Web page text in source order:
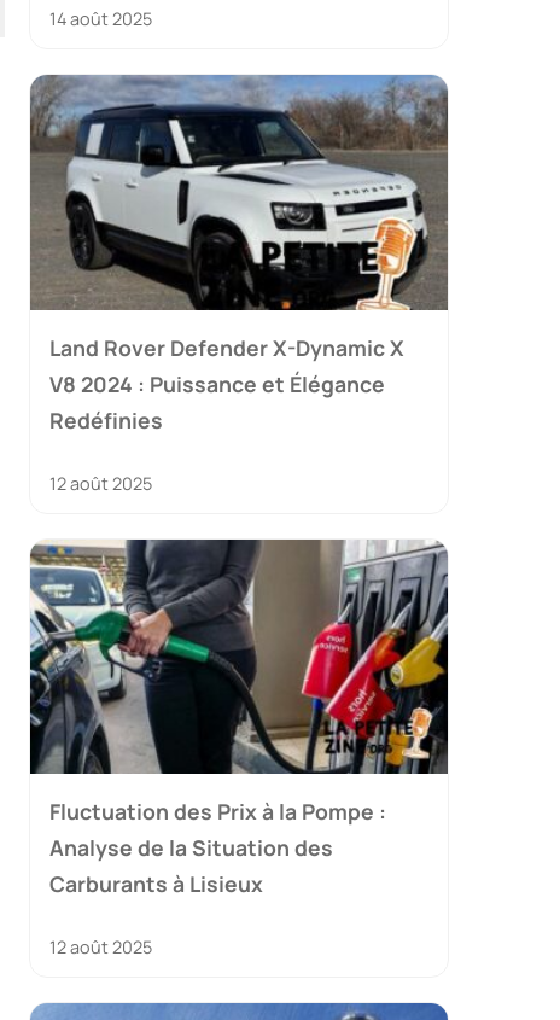
14 août 2025
Land Rover Defender X-Dynamic X
V8 2024 : Puissance et Élégance
Redéfinies
12 août 2025
Fluctuation des Prix à la Pompe :
Analyse de la Situation des
Carburants à Lisieux
12 août 2025